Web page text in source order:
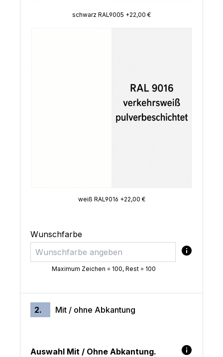
schwarz RAL9005 +22,00 €
weiß RAL9016 +22,00 €
Wunschfarbe
Maximum Zeichen = 100, Rest = 100
2. Mit / ohne Abkantung
Auswahl Mit / Ohne Abkantung.